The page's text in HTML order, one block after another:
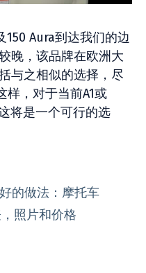
150 Aura到达我们的边
晚，该品牌在欧洲大
与之相似的选择，尽
样，对于当前A1或
将是一个可行的选
的做法：摩托车
，照片和价格